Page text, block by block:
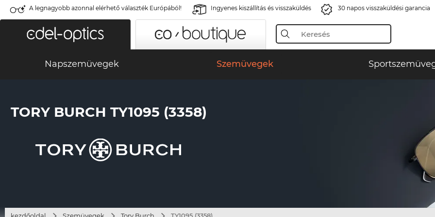
A legnagyobb azonnal elérhető választék Európából! Ingyenes kiszállítás és visszaküldés 30 napos visszaküldési garancia
Napszemüvegek Szemüvegek
TORY BURCH TY1095 (3358)